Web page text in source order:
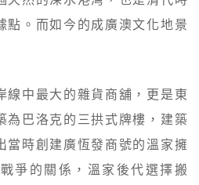
點。而如今的成廣澳文化地景
線中最大的雜貨商舖，更是東
為巴洛克的三拱式牌樓，建築
當時創建廣恆發商號的溫家擁
爭的關係，溫家後代選擇搬